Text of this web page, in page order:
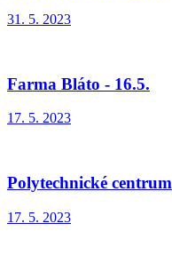
31. 5. 2023
Farma Bláto - 16.5.
17. 5. 2023
Polytechnické centrum
17. 5. 2023